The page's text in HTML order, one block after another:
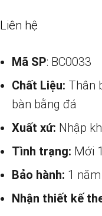
Liên hệ
Mã SP: BC0033
Chất Liệu: Thân
bàn bằng đá
Xuất xứ: Nhập
Tình trạng: Mới
Bảo hành: 1 năm
Nhận thiết kế